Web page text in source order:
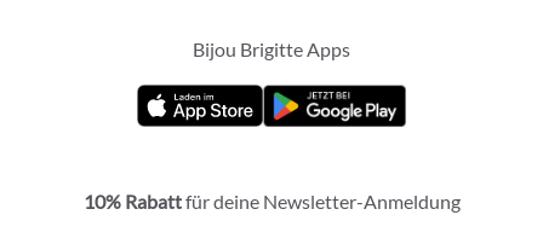
Bijou Brigitte Apps
10% Rabattfür deine Newsletter-Anmeldung